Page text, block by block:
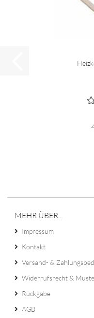
MEHR ÜBER...
Impressum
Kontakt
Versand- &
Widerrufsrecht &
Rückgabe
AGB